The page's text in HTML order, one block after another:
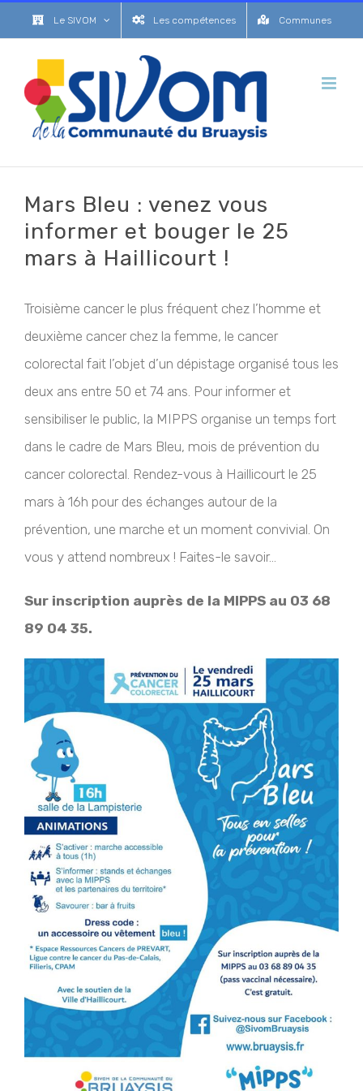
Passer
au
Le SIVOM Les compétences Communes
Mars Bleu : venez vous
informer et bouger le 25
mars à Haillicourt !
Troisième cancer le plus fréquent chez l’homme et
deuxième cancer chez la femme, le cancer
colorectal fait l’objet d’un dépistage organisé tous les
deux ans entre 50 et 74 ans. Pour informer et
sensibiliser le public, la MIPPS organise un temps fort
dans le cadre de Mars Bleu, mois de prévention du
cancer colorectal. Rendez-vous à Haillicourt le 25
mars à 16h pour des échanges autour de la
prévention, une marche et un moment convivial. On
vous y attend nombreux ! Faites-le savoir…
Sur inscription auprès de la MIPPS au 03 68
89 04 35.